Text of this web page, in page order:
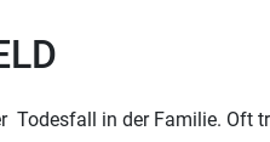
Todesfall in der Familie. Oft